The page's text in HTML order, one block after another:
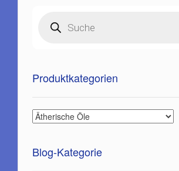
search
Produktkategorien
Blog-Kategorie